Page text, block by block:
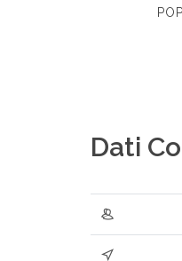
Dati